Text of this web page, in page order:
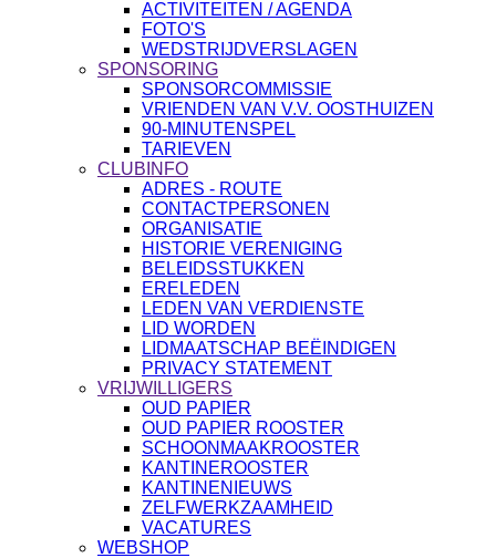
ACTIVITEITEN / AGENDA
FOTO'S
WEDSTRIJDVERSLAGEN
SPONSORING
SPONSORCOMMISSIE
VRIENDEN VAN V.V. OOSTHUIZEN
90-MINUTENSPEL
TARIEVEN
CLUBINFO
ADRES - ROUTE
CONTACTPERSONEN
ORGANISATIE
HISTORIE VERENIGING
BELEIDSSTUKKEN
ERELEDEN
LEDEN VAN VERDIENSTE
LID WORDEN
LIDMAATSCHAP BEËINDIGEN
PRIVACY STATEMENT
VRIJWILLIGERS
OUD PAPIER
OUD PAPIER ROOSTER
SCHOONMAAKROOSTER
KANTINEROOSTER
KANTINENIEUWS
ZELFWERKZAAMHEID
VACATURES
WEBSHOP